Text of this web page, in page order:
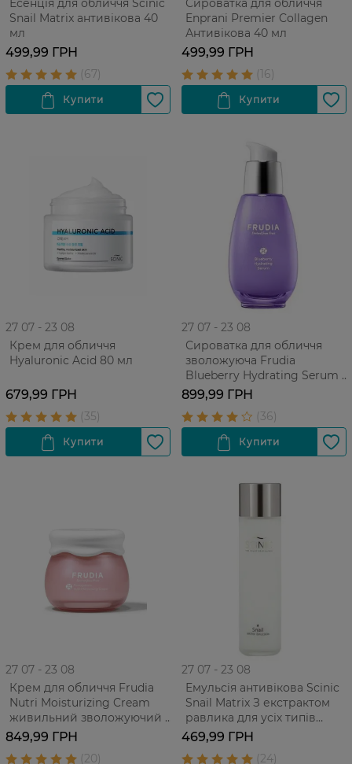
Есенція для обличчя Scinic
Snail Matrix антивікова 40
мл
499,99 ГРН
Сироватка для обличчя
Enprani Premier Collagen
Антивікова 40 мл
499,99 ГРН
27 07 - 23 08
Крем для обличчя
Hyaluronic Acid 80 мл
679,99 ГРН
27 07 - 23 08
Сироватка для обличчя
зволожуюча Frudia
Blueberry Hydrating Serum з
чорницею для усіх типів
шкіри, 50 г
899,99 ГРН
27 07 - 23 08
Крем для обличчя Frudia
Nutri Moisturizing Cream
живильний зволожуючий з
гранатом Для усіх типів
шкіри
849,99 ГРН
27 07 - 23 08
Емульсія антивікова Scinic
Snail Matrix З екстрактом
равлика для усіх типів
шкіри 150 мл
469,99 ГРН